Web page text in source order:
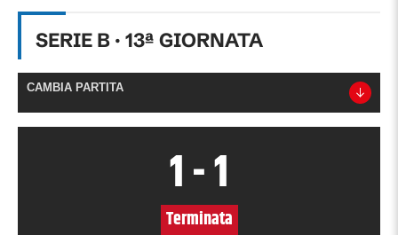
SERIE B · 13ª GIORNATA
CAMBIA PARTITA
1-1
Terminata